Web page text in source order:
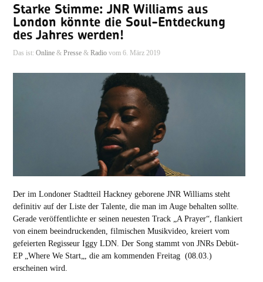
Starke Stimme: JNR Williams aus
London könnte die Soul-Entdeckung
des Jahres werden!
Das ist: Online& Presse& Radiovom 6. März 2019
Der im Londoner Stadtteil Hackney geborene JNR Williams steht
definitiv auf der Liste der Talente, die man im Auge behalten sollte.
Gerade veröffentlichte er seinen neuesten Track „A Prayer“, flankiert
von einem beeindruckenden, filmischen Musikvideo, kreiert vom
gefeierten Regisseur Iggy LDN. Der Song stammt von JNRs Debüt-
EP „Where We Start„, die am kommenden Freitag (08.03.)
erscheinen wird.